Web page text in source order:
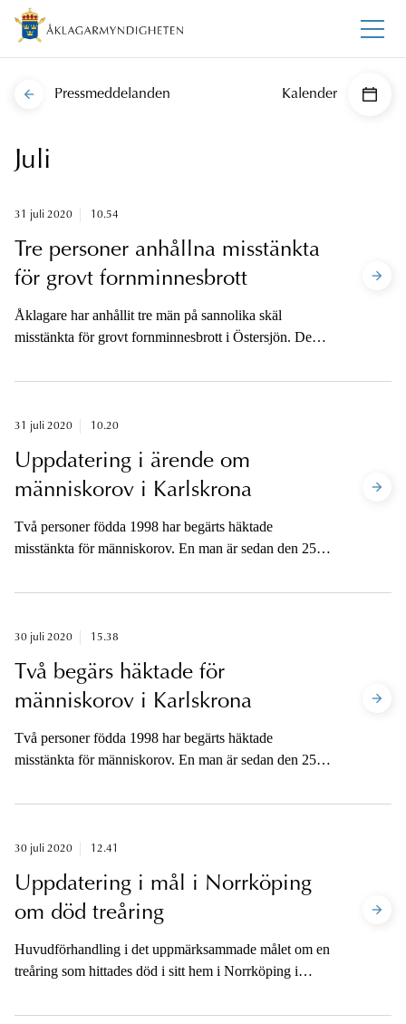
Pressmeddelanden Kalender
Juli
31 juli 2020 10.54
Tre personer anhållna misstänkta
för grovt fornminnesbrott
Åklagare har anhållit tre män på sannolika skäl
misstänkta för grovt fornminnesbrott i Östersjön. De
31 juli 2020 10.20
Uppdatering i ärende om
människorov i Karlskrona
Två personer födda 1998 har begärts häktade
misstänkta för människorov. En man är sedan den 25
Häktningsförhandlingarna äger rum fredag förmiddag.
30 juli 2020 15.38
Två begärs häktade för
människorov i Karlskrona
Två personer födda 1998 har begärts häktade
misstänkta för människorov. En man är sedan den 25
häktningsförhandlingar beslutar Blekinge tingsrätt om.
30 juli 2020 12.41
Uppdatering i mål i Norrköping
om död treåring
Huvudförhandling i det uppmärksammade målet om en
treåring som hittades död i sitt hem i Norrköping i
nästa torsdag den 6 augusti kl. 14. Åklagaren kommer